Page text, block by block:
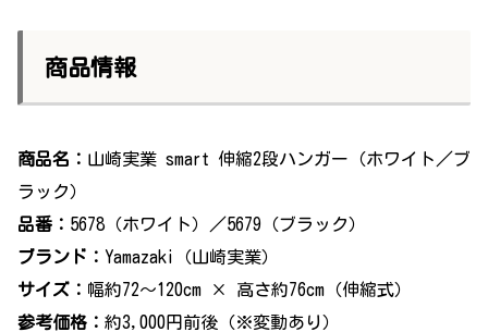
商品情報
商品名： 山崎実業 smart 伸縮2段ハンガー（ホワイト／ブ
ラック）
品番： 5678（ホワイト）／5679（ブラック）
ブランド： Yamazaki（山崎実業）
サイズ： 幅約72〜120cm × 高さ約76cm（伸縮式）
参考価格： 約3,000円前後（※変動あり）